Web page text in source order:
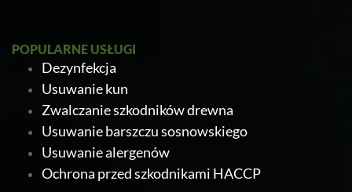
POPULARNE USŁUGI
Dezynfekcja
Usuwanie kun
Zwalczanie szkodników drewna
Usuwanie barszczu sosnowskiego
Usuwanie alergenów
Ochrona przed szkodnikami HACCP